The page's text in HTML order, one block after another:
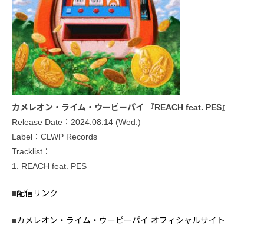
カメレオン・ライム・ウーピーパイ 『REACH feat. PES』
Release Date：2024.08.14 (Wed.)
Label：CLWP Records
Tracklist：
1. REACH feat. PES
■配信リンク
■カメレオン・ライム・ウーピーパイ オフィシャルサイト